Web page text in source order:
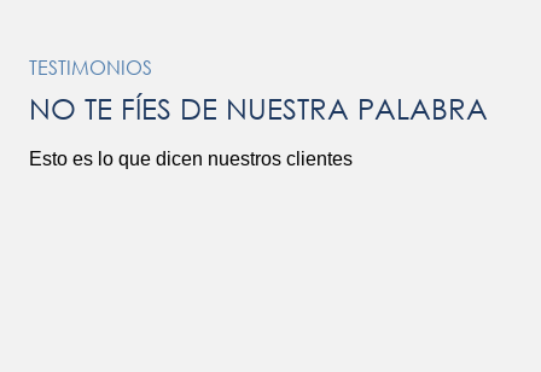
TESTIMONIOS
NO TE FÍES DE NUESTRA PALABRA
Esto es lo que dicen nuestros clientes